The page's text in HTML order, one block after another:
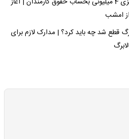
امشب
قطع شد چه باید کرد؟ | مدارک لازم برای